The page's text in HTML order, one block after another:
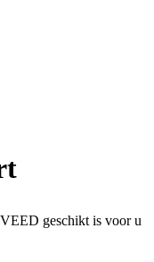
geschikt is voor u